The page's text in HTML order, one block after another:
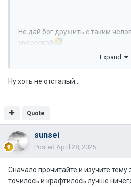
Не дай бог дружить с таким
мусорской
Expand
Ну хоть не отсталый...
Quote
sunsei
Posted April 28, 2025
Сначало прочитайте и изучите тему
точилось и крафтилось лучше